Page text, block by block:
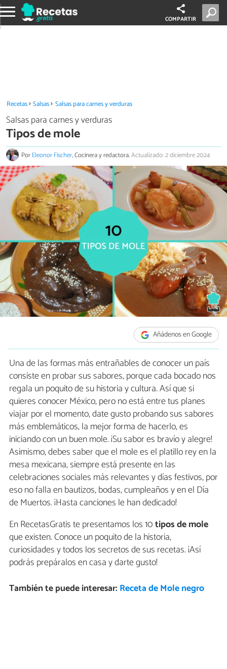
COMPARTIR
Recetas Salsas Salsas para carnes y verduras
Salsas para carnes y verduras
Tipos de mole
PorEleonor Fischer, Cocinera y redactora.Actualizado: 2 diciembre 2024
Añádenos en Google
Una de las formas más entrañables de conocer un país
consiste en probar sus sabores, porque cada bocado nos
regala un poquito de su historia y cultura. Así que si
quieres conocer México, pero no está entre tus planes
viajar por el momento, date gusto probando sus sabores
más emblemáticos, la mejor forma de hacerlo, es
iniciando con un buen mole. ¡Su sabor es bravío y alegre!
Asimismo, debes saber que el mole es el platillo rey en la
mesa mexicana, siempre está presente en las
celebraciones sociales más relevantes y días festivos, por
eso no falla en bautizos, bodas, cumpleaños y en el Día
de Muertos. ¡Hasta canciones le han dedicado!
En RecetasGratis te presentamos los 10tipos de mole
que existen. Conoce un poquito de la historia,
curiosidades y todos los secretos de sus recetas. ¡Así
podrás prepáralos en casa y darte gusto!
También te puede interesar: Receta de Mole negro